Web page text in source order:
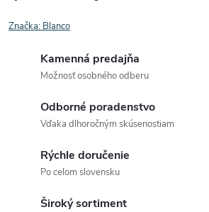
Značka: Blanco
Kamenná predajňa
Možnosť osobného odberu
Odborné poradenstvo
Vďaka dlhoročným skúsenostiam
Rýchle doručenie
Po celom slovensku
Široký sortiment